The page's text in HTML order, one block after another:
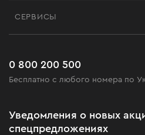
Черная пятница
Часто задаваемые вопросы
СЕРВИСЫ
0 800 200 500
Бесплатно с любого номера по
Уведомления о новых
спецпредложениях